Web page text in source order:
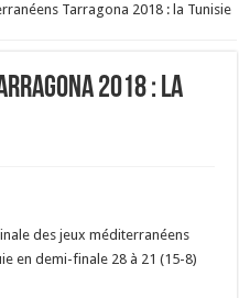
Tarragona 2018 : la Tunisie
2018 : la
des jeux méditerranéens
en demi-finale 28 à 21 (15-8)